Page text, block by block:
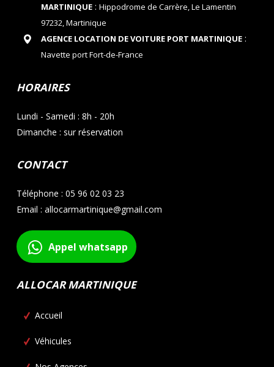
MARTINIQUE: Hippodrome de Carrère, Le Lamentin
97232, Martinique
AGENCE LOCATION DE VOITURE PORT MARTINIQUE:
Navette port Fort-de-France
HORAIRES
Lundi - Samedi : 8h - 20h
Dimanche : sur réservation
CONTACT
Téléphone : 05 96 02 03 23
Email : allocarmartinique@gmail.com
Appel whatsapp
ALLOCAR MARTINIQUE
Accueil
Véhicules